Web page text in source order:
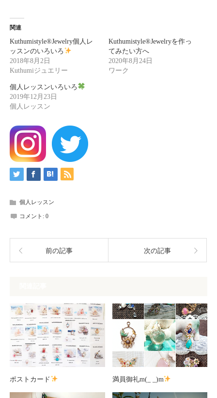
関連
Kuthumistyle®Jewelry個人レ
ッスンのいろいろ
2018年8月2日
Kuthumiジュエリー
Kuthumistyle®️Jewelryを作っ
てみたい方へ
2020年8月24日
ワーク
個人レッスンいろいろ
2019年12月23日
個人レッスン
個人レッスン
コメント: 0
前の記事 次の記事
ポストカード 満員御礼m(_ _)m